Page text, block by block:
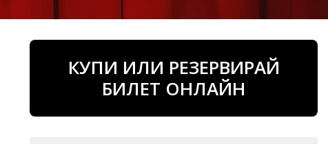
КУПИ ИЛИ РЕЗЕРВИРАЙ
БИЛЕТ ОНЛАЙН